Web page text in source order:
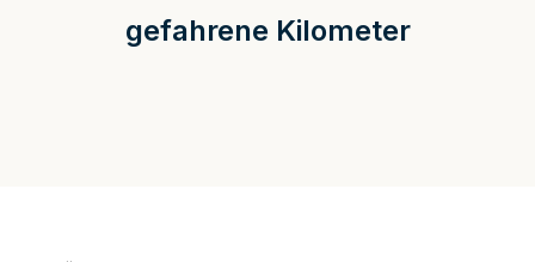
gefahrene Kilometer